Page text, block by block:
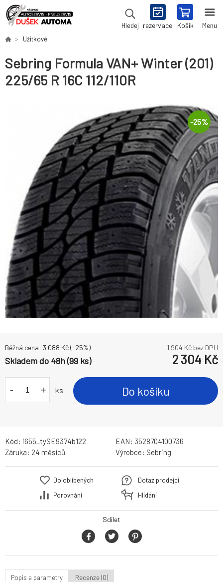
Hledej rezervace Košík Menu
Užitkové
Sebring Formula VAN+ Winter (201)
225/65 R 16C 112/110R
-25%
Běžná cena: 3 088Kč(-25%) 1 904 Kč bez DPH
Skladem do 48h (99 ks) 2 304 Kč
- + ks Do košíku
Kód: i655_tySE9374b122 EAN: 3528704100736
Záruka: 24 měsíců Výrobce: Sebring
Do oblíbených
Porovnání
Dotaz prodejci
Hlídání
Sdílet
Popis a parametry Recenze (0)